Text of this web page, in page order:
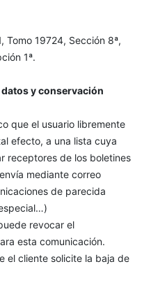
Tomo 19724, Sección 8ª,
1ª.
y conservación
que el usuario libremente
efecto, a una lista cuya
receptores de los boletines
mediante correo
de parecida
revocar el
esta comunicación.
el cliente solicite la baja de